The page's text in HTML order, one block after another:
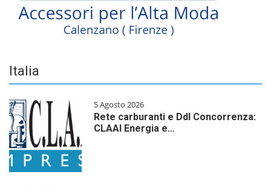
Italia
5 Agosto 2026
Rete carburanti e Ddl Concorrenza:
CLAAI Energia e…